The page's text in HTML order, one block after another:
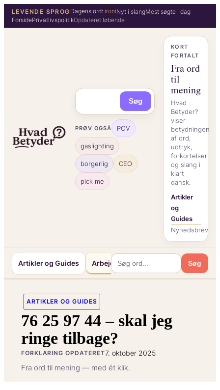
Spring
LEVENDE SPROG Dagens ord: ironiNyt i slangMest søgte i dag
ForsidePrivatlivspolitikOpdateret løbende
Søg
PRØV OGSÅ POV
gaslighting
borgerlig CEO
pick me
KORT
FORTALT
Fra ord
til
mening
Hvad
Betyder?
viser
betydningen
af ord,
udtryk,
forkortelser
og slang i
klart
dansk.
Artikler
og
Guides
Nyhedsbrev
Artikler og Guides Arbejde og Karriereliv Søg
ARTIKLER OG GUIDES
76 25 97 44 – skal jeg
ringe tilbage?
FORKLARING OPDATERET7. oktober 2025
Fra ord til mening — med ét klik.